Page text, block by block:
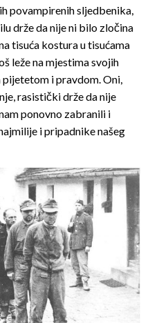
povampirenih sljedbenika,
drže da nije ni bilo zločina
tisuća kostura u tisućama
leže na mjestima svojih
i pravdom. Oni,
rasistički drže da nije
ponovno zabranili i
i pripadnike našeg